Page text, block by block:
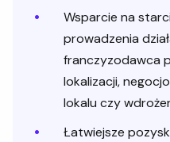
Wsparcie na
prowadzenia
franczyzodawca
lokalizacji,
lokalu czy
Łatwiejsze